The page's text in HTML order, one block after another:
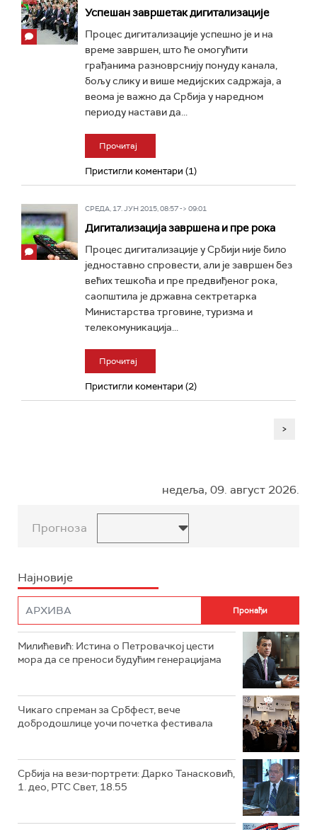
Успешан завршетак дигитализације
Процес дигитализације успешно је и на
време завршен, што ће омогућити
грађанима разноврснију понуду канала,
бољу слику и више медијских садржаја, а
веома је важно да Србија у наредном
периоду настави да...
Прочитај
Пристигли коментари (1)
СРЕДА, 17. ЈУН 2015, 08:57 -> 09:01
Дигитализација завршена и пре рока
Процес дигитализације у Србији није било
једноставно спровести, али је завршен без
већих тешкоћа и пре предвиђеног рока,
саопштила је државна сектретарка
Министарства трговине, туризма и
телекомуникација...
Прочитај
Пристигли коментари (2)
>
недеља, 09. август 2026.
Прогноза
Најновије
Милићевић: Истина о Петровачкој цести
мора да се преноси будућим генерацијама
Чикаго спреман за Србфест, вече
добродошлице уочи почетка фестивала
Србија на вези-портрети: Дарко Танасковић,
1. део, РТС Свет, 18.55